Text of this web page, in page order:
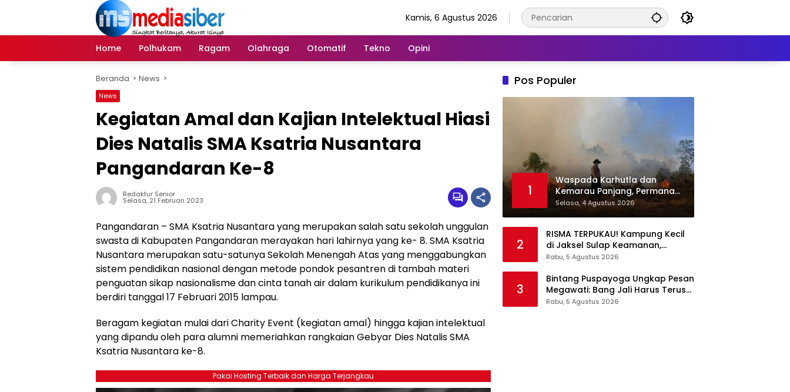
Kamis, 6 Agustus 2026
Home Polhukam Ragam Olahraga Otomatif Tekno Opini
Beranda News
News
Kegiatan Amal dan Kajian Intelektual Hiasi
Dies Natalis SMA Ksatria Nusantara
Pangandaran Ke-8
Redaktur Senior
Selasa, 21 Februari 2023
Pangandaran – SMA Ksatria Nusantara yang merupakan salah satu sekolah unggulan
swasta di Kabupaten Pangandaran merayakan hari lahirnya yang ke- 8. SMA Ksatria
Nusantara merupakan satu-satunya Sekolah Menengah Atas yang menggabungkan
sistem pendidikan nasional dengan metode pondok pesantren di tambah materi
penguatan sikap nasionalisme dan cinta tanah air dalam kurikulum pendidikanya ini
berdiri tanggal 17 Februari 2015 lampau.
Beragam kegiatan mulai dari Charity Event (kegiatan amal) hingga kajian intelektual
yang dipandu oleh para alumni memeriahkan rangkaian Gebyar Dies Natalis SMA
Ksatria Nusantara ke-8.
Pakai Hosting Terbaik dan Harga Terjangkau
Pos Populer
1
Waspada Karhutla dan
Kemarau Panjang, Permana
Irmansyah Tekankan Mitigasi
Berbasis Komunitas
Selasa, 4 Agustus 2026
2
RISMA TERPUKAU! Kampung Kecil
di Jaksel Sulap Keamanan,
Sampah, hingga Ketahanan
Rabu, 5 Agustus 2026
3
Bintang Puspayoga Ungkap Pesan
Megawati: Bang Jali Harus Terus
Dipantau dan Dikembangkan
Rabu, 5 Agustus 2026